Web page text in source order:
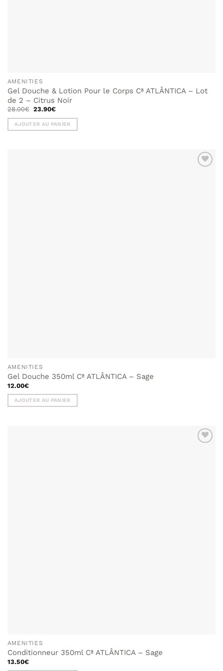
AMENITIES
Gel Douche & Lotion Pour le Corps Cª ATLÂNTICA – Lot
de 2 – Citrus Noir
28.00€ Le
initial
était :
28.00€.
23.90€Le
actuel
est :
23.90€.
AJOUTER AU PANIER
AMENITIES
Gel Douche 350ml Cª ATLÂNTICA – Sage
12.00€
AJOUTER AU PANIER
AMENITIES
Conditionneur 350ml Cª ATLÂNTICA – Sage
13.50€